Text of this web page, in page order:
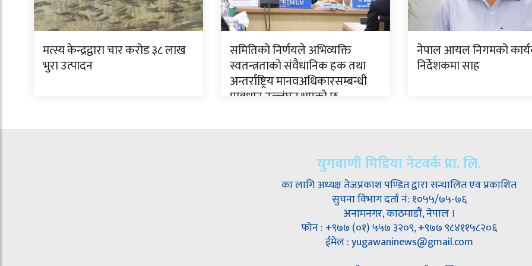
मत्स्य केन्द्रद्वारा चार करोड ३८ लाख
भुरा उत्पादन
समितिको निर्णयले अभिव्यक्ति
स्वतन्त्रताको संवैधानिक हक तथा
अन्तर्राष्ट्रिय मानवअधिकारसम्बन्धी
प्रावधान उल्लंघन भएको छ
नेपाल आयल निगमको
निर्देशकमा साह
युगवाणी मिडिया नेटवर्क प्रा. लि.
का लागि अध्यक्ष तेजप्रकाश पण्डित द्वारा सन्चालित एव प्रकाशित
सुचना विभाग दर्ता नं: १०५५/७५-७६
अनामनगर, काठमाडौं, नेपाल ।
फोन : +९७७ (०१) ५५७ ३२०९, +९७७ ९८४११५८२०६
ईमेल : yugawaninews@gmail.com